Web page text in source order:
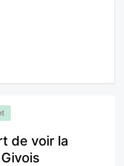
de voir la